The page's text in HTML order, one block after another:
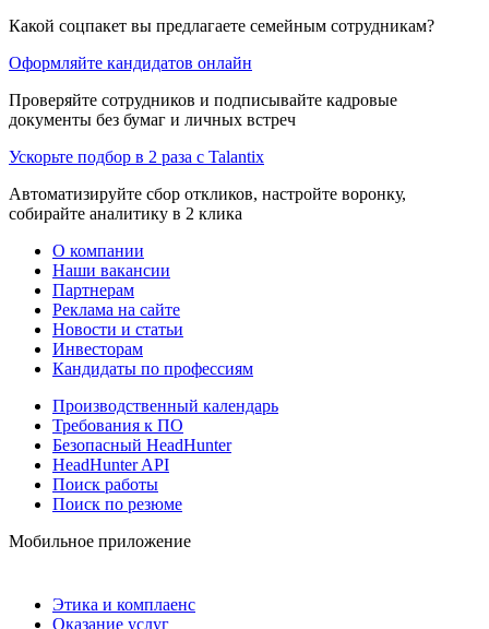
Какой соцпакет вы предлагаете семейным сотрудникам?
Оформляйте кандидатов онлайн
Проверяйте сотрудников и подписывайте кадровые
документы без бумаг и личных встреч
Ускорьте подбор в 2 раза с Talantix
Автоматизируйте сбор откликов, настройте воронку,
собирайте аналитику в 2 клика
О компании
Наши вакансии
Партнерам
Реклама на сайте
Новости и статьи
Инвесторам
Кандидаты по профессиям
Производственный календарь
Требования к ПО
Безопасный HeadHunter
HeadHunter API
Поиск работы
Поиск по резюме
Мобильное приложение
Этика и комплаенс
Оказание услуг